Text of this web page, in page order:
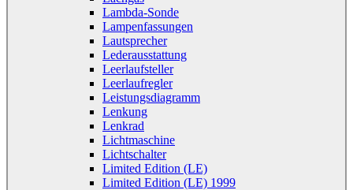
Lambda-Sonde
Lampenfassungen
Lautsprecher
Lederausstattung
Leerlaufsteller
Leerlaufregler
Leistungsdiagramm
Lenkung
Lenkrad
Lichtmaschine
Lichtschalter
Limited Edition (LE)
Limited Edition (LE) 1999